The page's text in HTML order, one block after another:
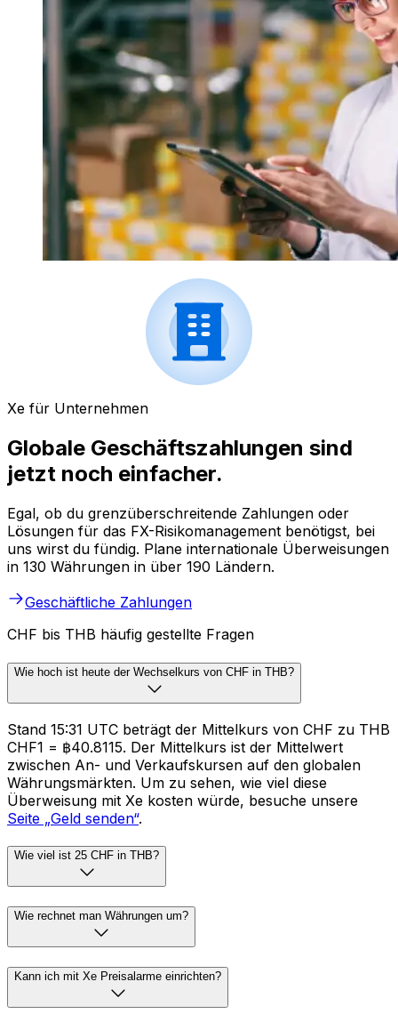
Xe für Unternehmen
Globale Geschäftszahlungen sind
jetzt noch einfacher.
Egal, ob du grenzüberschreitende Zahlungen oder
Lösungen für das FX-Risikomanagement benötigst, bei
uns wirst du fündig. Plane internationale Überweisungen
in 130 Währungen in über 190 Ländern.
Geschäftliche Zahlungen
CHF bis THB häufig gestellte Fragen
Wie hoch ist heute der Wechselkurs von CHF in THB?
Stand 15:31 UTC beträgt der Mittelkurs von CHF zu THB
CHF1 = ฿40.8115. Der Mittelkurs ist der Mittelwert
zwischen An- und Verkaufskursen auf den globalen
Währungsmärkten. Um zu sehen, wie viel diese
Überweisung mit Xe kosten würde, besuche unsere
Seite „Geld senden“.
Wie viel ist 25 CHF in THB?
Wie rechnet man Währungen um?
Kann ich mit Xe Preisalarme einrichten?